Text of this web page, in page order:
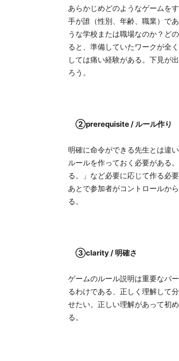
あらかじめどのようなゲームを
手が誰（性別、年齢、職業）で
うな学校または職場なのか？ど
ると、準備していたワークが全
しては痛い経験がある。下見が
ろう。
②prerequisite / ルール作り
明確に命令ができる先生とは違
ルールを作っておく必要がある
る。」など必要に応じて作る必
あとで参加者がコントロールか
る。
③clarity / 明確さ
ゲームのルール説明は重要なパ
るわけである、正しく理解して
せたい。正しい理解があって初
る。